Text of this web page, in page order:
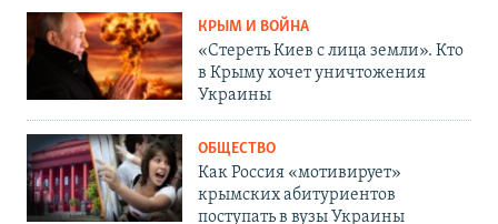
КРЫМ И ВОЙНА
«Стереть Киев с лица земли». Кто
в Крыму хочет уничтожения
Украины
ОБЩЕСТВО
Как Россия «мотивирует»
крымских абитуриентов
поступать в вузы Украины